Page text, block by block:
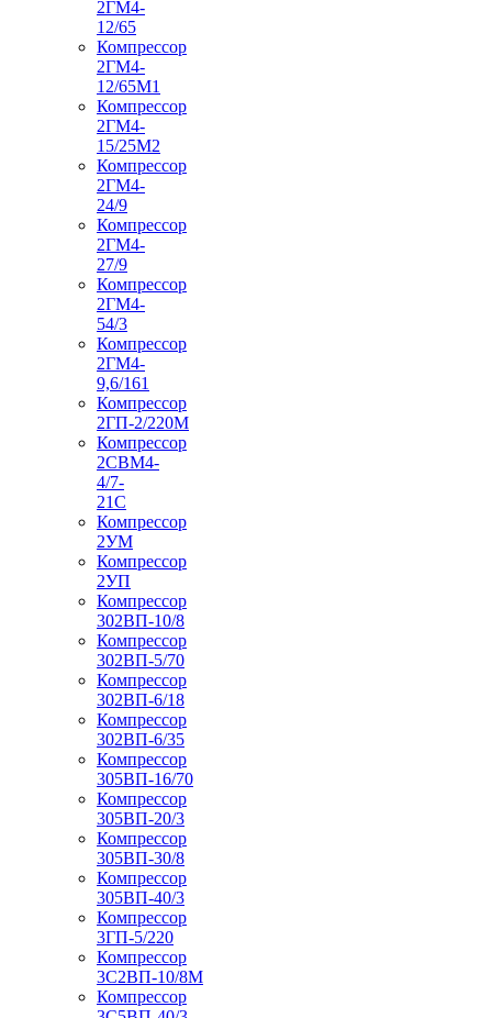
2ГМ4-
12/65
Компрессор
2ГМ4-
12/65М1
Компрессор
2ГМ4-
15/25М2
Компрессор
2ГМ4-
24/9
Компрессор
2ГМ4-
27/9
Компрессор
2ГМ4-
54/3
Компрессор
2ГМ4-
9,6/161
Компрессор
2ГП-2/220М
Компрессор
2СВМ4-
4/7-
21С
Компрессор
2УМ
Компрессор
2УП
Компрессор
302ВП-10/8
Компрессор
302ВП-5/70
Компрессор
302ВП-6/18
Компрессор
302ВП-6/35
Компрессор
305ВП-16/70
Компрессор
305ВП-20/3
Компрессор
305ВП-30/8
Компрессор
305ВП-40/3
Компрессор
3ГП-5/220
Компрессор
3С2ВП-10/8М
Компрессор